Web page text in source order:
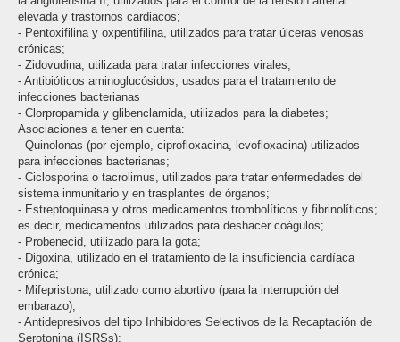
elevada y trastornos cardiacos;
- Pentoxifilina y oxpentifilina, utilizados para tratar úlceras venosas
crónicas;
- Zidovudina, utilizada para tratar infecciones virales;
- Antibióticos aminoglucósidos, usados para el tratamiento de
infecciones bacterianas
- Clorpropamida y glibenclamida, utilizados para la diabetes;
Asociaciones a tener en cuenta:
- Quinolonas (por ejemplo, ciprofloxacina, levofloxacina) utilizados
para infecciones bacterianas;
- Ciclosporina o tacrolimus, utilizados para tratar enfermedades del
sistema inmunitario y en trasplantes de órganos;
- Estreptoquinasa y otros medicamentos trombolíticos y fibrinolíticos;
es decir, medicamentos utilizados para deshacer coágulos;
- Probenecid, utilizado para la gota;
- Digoxina, utilizado en el tratamiento de la insuficiencia cardíaca
crónica;
- Mifepristona, utilizado como abortivo (para la interrupción del
embarazo);
- Antidepresivos del tipo Inhibidores Selectivos de la Recaptación de
Serotonina (ISRSs);